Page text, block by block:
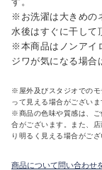
※お洗濯は大きめの
水後はすぐに干して
※本商品はノンアイ
ジワが気になる場合
※屋外及びスタジオでのモ
って見える場合がござい
※商品の色味や質感は、ご
合がございます。また、
り明るく見える場合がご
商品について問い合わせ